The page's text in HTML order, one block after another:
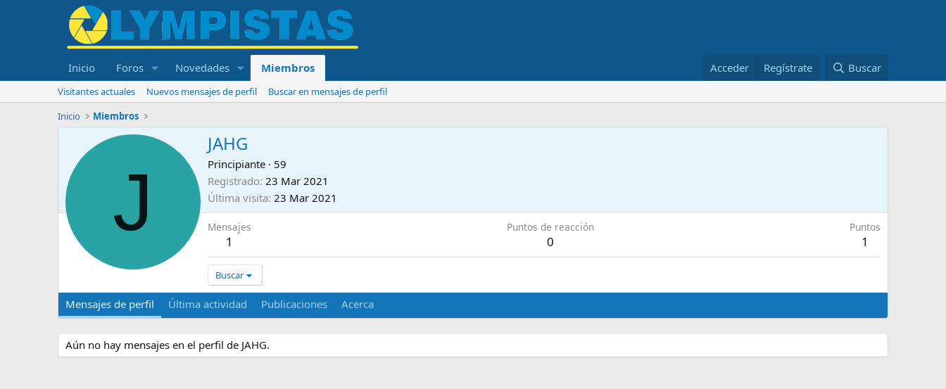
Inicio Foros Novedades Miembros Acceder Regístrate Buscar
Visitantes actuales Nuevos mensajes de perfil
Buscar en mensajes de perfil
Inicio
Miembros
J
JAHG
Principiante · 59
Registrado 23 Mar 2021
Última visita 23 Mar 2021
Mensajes
1
Puntos de reacción
0
Puntos
1
Buscar
Mensajes de perfil Última actividad Publicaciones Acerca
Aún no hay mensajes en el perfil de JAHG.